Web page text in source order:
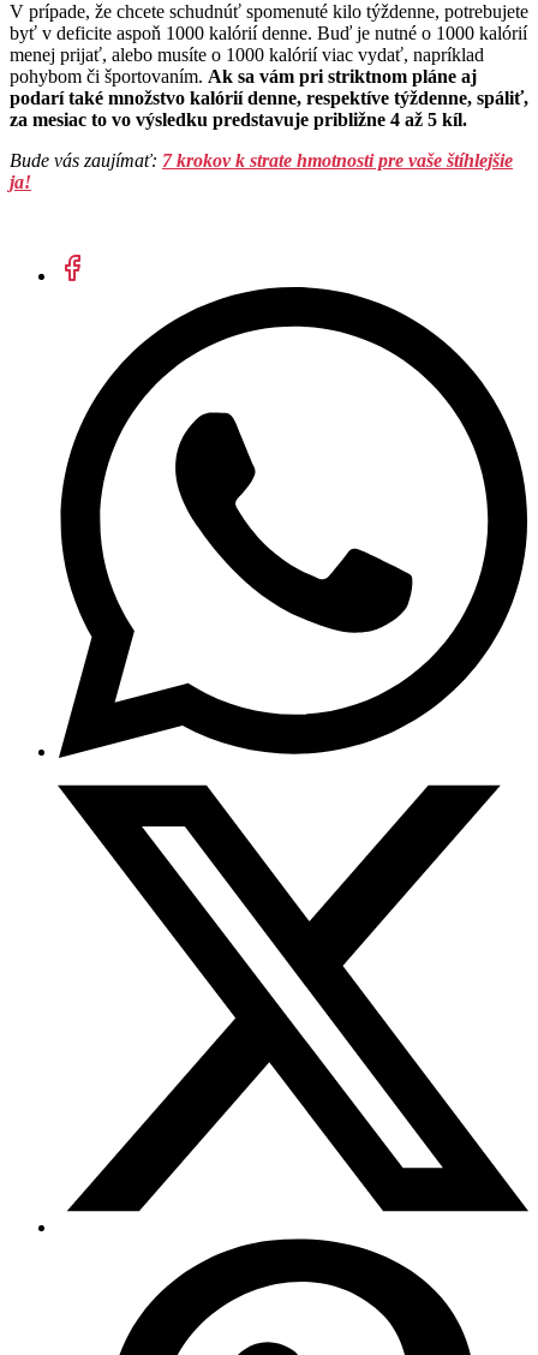
V prípade, že chcete schudnúť spomenuté kilo týždenne, potrebujete
byť v deficite aspoň 1000 kalórií denne. Buď je nutné o 1000 kalórií
menej prijať, alebo musíte o 1000 kalórií viac vydať, napríklad
pohybom či športovaním. Ak sa vám pri striktnom pláne aj
podarí také množstvo kalórií denne, respektíve týždenne, spáliť,
za mesiac to vo výsledku predstavuje približne 4 až 5 kíl.
Bude vás zaujímať: 7 krokov k strate hmotnosti pre vaše štíhlejšie
ja!